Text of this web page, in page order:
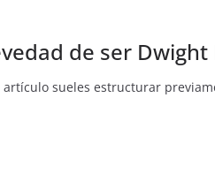
de ser Dwight
sueles estructurar